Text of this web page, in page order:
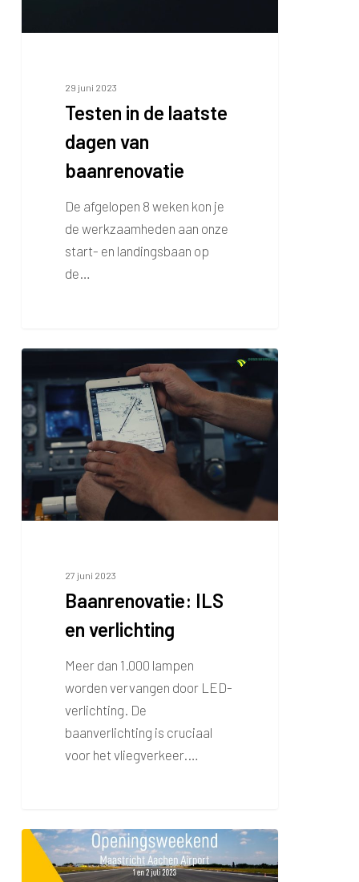
29 juni 2023
Testen in de laatste
dagen van
baanrenovatie
De afgelopen 8 weken kon je
de werkzaamheden aan onze
start- en landingsbaan op
de…
ILS
en
verlichting
27 juni 2023
Baanrenovatie: ILS
en verlichting
Meer dan 1.000 lampen
worden vervangen door LED-
verlichting. De
baanverlichting is cruciaal
voor het vliegverkeer.…
Openingsweekend